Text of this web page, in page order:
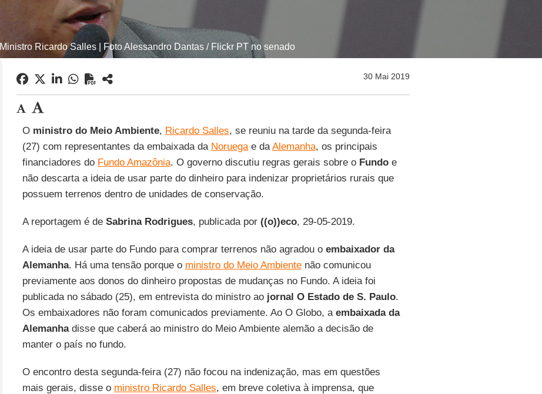
Ministro Ricardo Salles | Foto Alessandro Dantas / Flickr PT no senado
30 Mai 2019
O ministro do Meio Ambiente, Ricardo Salles, se reuniu na tarde da segunda-feira
(27) com representantes da embaixada da Noruegae daAlemanha, os principais
financiadores do Fundo Amazônia. O governo discutiu regras gerais sobre o Fundoe
não descarta a ideia de usar parte do dinheiro para indenizar proprietários rurais que
possuem terrenos dentro de unidades de conservação.
A reportagem é de Sabrina Rodrigues, publicada por ((o))eco, 29-05-2019.
A ideia de usar parte do Fundo para comprar terrenos não agradou o embaixador da
Alemanha. Há uma tensão porque o ministro do Meio Ambientenão comunicou
previamente aos donos do dinheiro propostas de mudanças no Fundo. A ideia foi
publicada no sábado (25), em entrevista do ministro ao jornal O Estado de S. Paulo.
Os embaixadores não foram comunicados previamente. Ao O Globo, a embaixada da
Alemanhadisse que caberá ao ministro do Meio Ambiente alemão a decisão de
manter o país no fundo.
O encontro desta segunda-feira (27) não focou na indenização, mas em questões
mais gerais, disse o ministro Ricardo Salles, em breve coletiva à imprensa, que